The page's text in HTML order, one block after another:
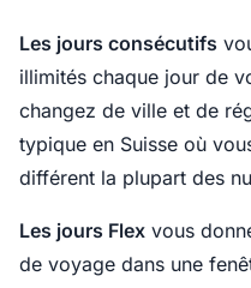
Les jours consécutifs
illimités chaque jour de
changez de ville et de
typique en Suisse où
différent la plupart des
Les jours Flex vous
de voyage dans une